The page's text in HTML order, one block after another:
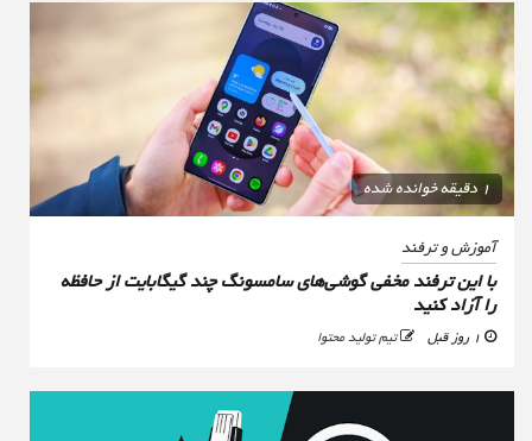
1 دقیقه خوانده شده
آموزش و ترفند
با این ترفند مخفی گوشی‌های سامسونگ چند گیگابایت از حافظه
را آزاد کنید
تیم تولید محتوا